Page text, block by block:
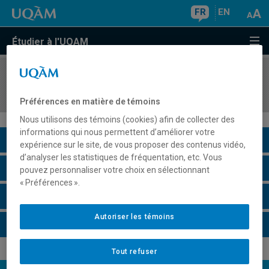
FR EN
Étudier à l'UQAM
COURS//
Description du cours
Horaire - Été 2026
Préférences en matière de témoins
Nous utilisons des témoins (cookies) afin de collecter des
informations qui nous permettent d’améliorer votre
expérience sur le site, de vous proposer des contenus vidéo,
d’analyser les statistiques de fréquentation, etc. Vous
pouvez personnaliser votre choix en sélectionnant
« Préférences ».
Tout refuser
Autoriser les témoins